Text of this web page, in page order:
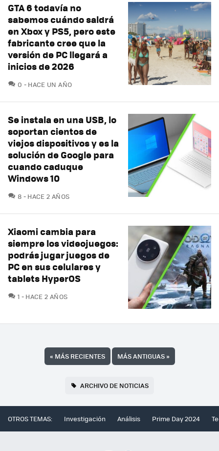
GTA 6 todavía no
sabemos cuándo saldrá
en Xbox y PS5, pero este
fabricante cree que la
versión de PC llegará a
inicios de 2026
0 COMENTARIOS
HACE UN AÑO
Se instala en una USB, lo
soportan cientos de
viejos dispositivos y es la
solución de Google para
cuando caduque
Windows 10
8 COMENTARIOS
HACE 2 AÑOS
Xiaomi cambia para
siempre los videojuegos:
podrás jugar juegos de
PC en sus celulares y
tablets HyperOS
1 COMENTARIOS
HACE 2 AÑOS
« MÁS RECIENTES MÁS ANTIGUAS»
ARCHIVO DE NOTICIAS
OTROS TEMAS: Investigación Análisis Prime Day 2024